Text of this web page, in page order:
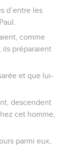
d’entre les
comme
ils préparaient
et que lui-
descendent
cet homme,
parmi eux,